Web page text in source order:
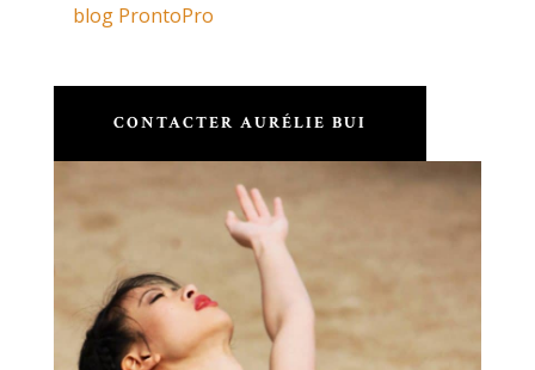
blog ProntoPro
CONTACTER AURÉLIE BUI